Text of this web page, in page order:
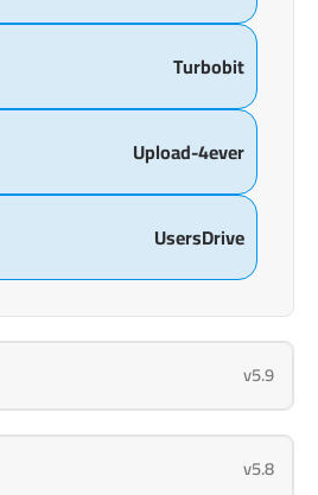
Turbobit
Upload-4ever
UsersDrive
v5.9
v5.8